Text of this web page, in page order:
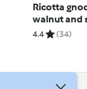
Ricotta
walnut and
pesto
4.4 (34)